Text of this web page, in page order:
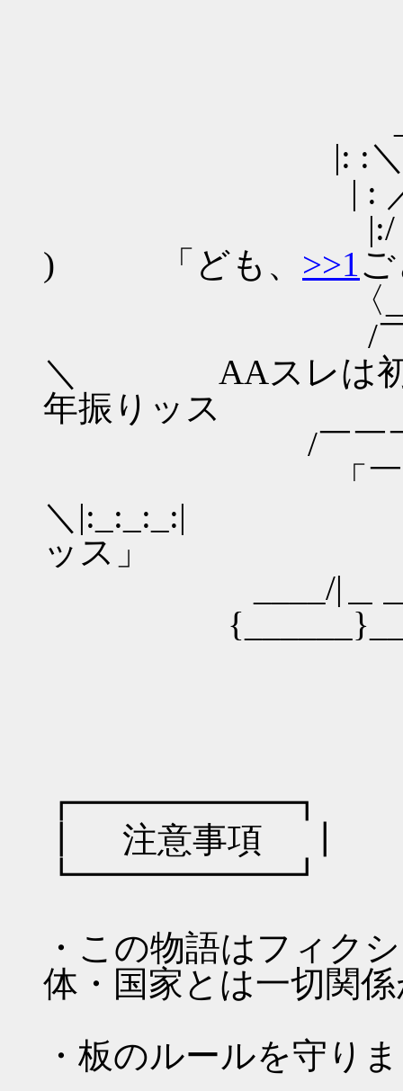
|: :＼/: : : : :
| : ／⌒＼ : （
|:/ ´ ＼: : :
) 「ども、 >>1
〈_／⌒¨¨¨¨:
/￣央￣￣＼
＼ AAスレは初め
年振りッス
/￣￣￣￣/
「￣￣
＼|:_:_:_:| 生
ッス」
____/|＿＿
┏━━━━━━┓
┃ 注意事項 ┃
┗━━━━━━┛
・この物語はフィク
体・国家とは一切関
・板のルールを守り